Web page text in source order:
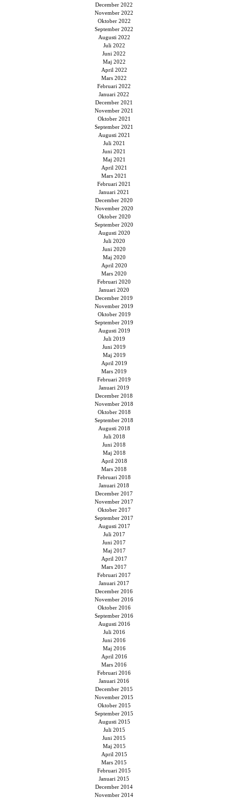
December 2022
November 2022
Oktober 2022
September 2022
Augusti 2022
Juli 2022
Juni 2022
Maj 2022
April 2022
Mars 2022
Februari 2022
Januari 2022
December 2021
November 2021
Oktober 2021
September 2021
Augusti 2021
Juli 2021
Juni 2021
Maj 2021
April 2021
Mars 2021
Februari 2021
Januari 2021
December 2020
November 2020
Oktober 2020
September 2020
Augusti 2020
Juli 2020
Juni 2020
Maj 2020
April 2020
Mars 2020
Februari 2020
Januari 2020
December 2019
November 2019
Oktober 2019
September 2019
Augusti 2019
Juli 2019
Juni 2019
Maj 2019
April 2019
Mars 2019
Februari 2019
Januari 2019
December 2018
November 2018
Oktober 2018
September 2018
Augusti 2018
Juli 2018
Juni 2018
Maj 2018
April 2018
Mars 2018
Februari 2018
Januari 2018
December 2017
November 2017
Oktober 2017
September 2017
Augusti 2017
Juli 2017
Juni 2017
Maj 2017
April 2017
Mars 2017
Februari 2017
Januari 2017
December 2016
November 2016
Oktober 2016
September 2016
Augusti 2016
Juli 2016
Juni 2016
Maj 2016
April 2016
Mars 2016
Februari 2016
Januari 2016
December 2015
November 2015
Oktober 2015
September 2015
Augusti 2015
Juli 2015
Juni 2015
Maj 2015
April 2015
Mars 2015
Februari 2015
Januari 2015
December 2014
November 2014